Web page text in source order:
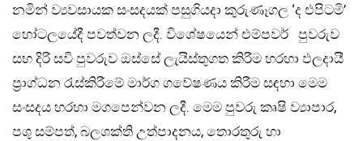
නමින් ව්‍යවසායක සංසදයක් පසුගියදා කුරුණෑගල ‘ද එපිටමි’
හෝටලයේදී පවත්වන ලදී. විශේෂයෙන් එම්පවර් පුවරුව
සහ දිරි සවි පුවරුව ඔස්සේ ලැයිස්තුගත කිරීම හරහා ඵලදායී
ප්‍රාග්ධන රැස්කිරීමේ මාර්ග ගවේෂණය කිරීම සඳහා මෙම
සංසදය හරහා මගපෙන්වන ලදී. මෙම පුවරු කෘෂි ව්‍යාපාර,
පශු සම්පත්, බලශක්ති උත්පාදනය, තොරතුරු හා